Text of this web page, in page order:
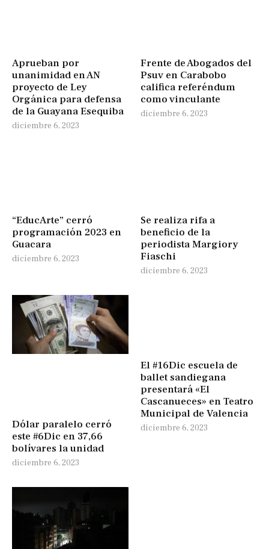
Aprueban por
unanimidad en AN
proyecto de Ley
Orgánica para defensa
de la Guayana Esequiba
diciembre 6, 2023
Frente de Abogados del
Psuv en Carabobo
califica referéndum
como vinculante
diciembre 6, 2023
“EducArte” cerró
programación 2023 en
Guacara
diciembre 6, 2023
Se realiza rifa a
beneficio de la
periodista Margiory
Fiaschi
diciembre 6, 2023
Dólar paralelo cerró
este #6Dic en 37,66
bolívares la unidad
diciembre 6, 2023
El #16Dic escuela de
ballet sandiegana
presentará «El
Cascanueces» en Teatro
Municipal de Valencia
diciembre 6, 2023